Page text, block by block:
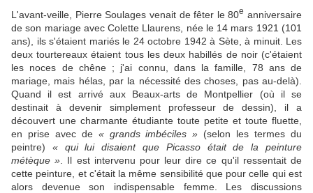
L'avant-veille, Pierre Soulages venait de fêter le 80e anniversaire
de son mariage avec Colette Llaurens, née le 14 mars 1921 (101
ans), ils s'étaient mariés le 24 octobre 1942 à Sète, à minuit. Les
deux tourtereaux étaient tous les deux habillés de noir (c'étaient
les noces de chêne ; j'ai connu, dans la famille, 78 ans de
mariage, mais hélas, par la nécessité des choses, pas au-delà).
Quand il est arrivé aux Beaux-arts de Montpellier (où il se
destinait à devenir simplement professeur de dessin), il a
découvert une charmante étudiante toute petite et toute fluette,
en prise avec de « grands imbéciles » (selon les termes du
peintre) « qui lui disaient que Picasso était de la peinture
métèque » . Il est intervenu pour leur dire ce qu'il ressentait de
cette peinture, et c'était la même sensibilité que pour celle qui est
alors devenue son indispensable femme. Les discussions